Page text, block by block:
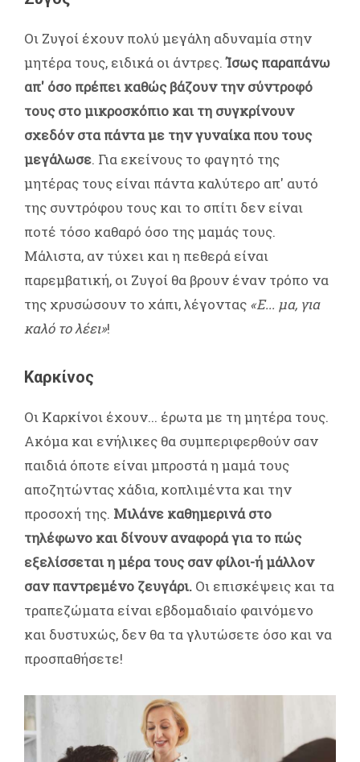
Οι Ζυγοί έχουν πολύ μεγάλη αδυναμία στην
μητέρα τους, ειδικά οι άντρες.Ίσως παραπάνω
απ' όσο πρέπει καθώς βάζουν την σύντροφό
τους στο μικροσκόπιο και τη συγκρίνουν
σχεδόν στα πάντα με την γυναίκα που τους
μεγάλωσε. Για εκείνους το φαγητό της
μητέρας τους είναι πάντα καλύτερο απ' αυτό
της συντρόφου τους και το σπίτι δεν είναι
ποτέ τόσο καθαρό όσο της μαμάς τους.
Μάλιστα, αν τύχει και η πεθερά είναι
παρεμβατική, οι Ζυγοί θα βρουν έναν τρόπο να
της χρυσώσουν το χάπι, λέγοντας «Ε... μα, για
καλό το λέει»!
Καρκίνος
Οι Καρκίνοι έχουν... έρωτα με τη μητέρα τους.
Ακόμα και ενήλικες θα συμπεριφερθούν σαν
παιδιά όποτε είναι μπροστά η μαμά τους
αποζητώντας χάδια, κοπλιμέντα και την
προσοχή της. Μιλάνε καθημερινά στο
τηλέφωνο και δίνουν αναφορά για το πώς
εξελίσσεται η μέρα τους σαν φίλοι-ή μάλλον
σαν παντρεμένο ζευγάρι. Οι επισκέψεις και τα
τραπεζώματα είναι εβδομαδιαίο φαινόμενο
και δυστυχώς, δεν θα τα γλυτώσετε όσο και να
προσπαθήσετε!